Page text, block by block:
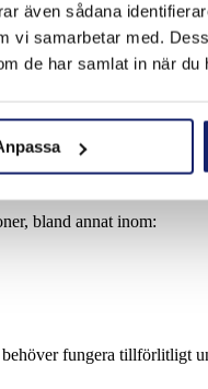
även sådana
vi samarbetar med.
de har samlat in när du
livsmedelsproduktion
behöver
att arbeta med och
bland annat inom:
fungera tillförlitligt